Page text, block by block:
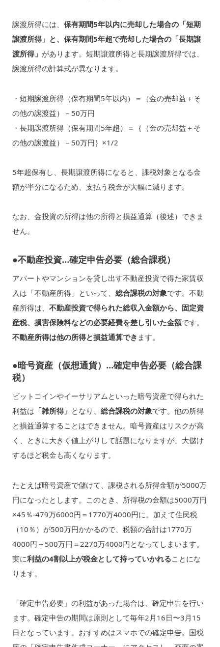
譲渡所得には、 保有期間5年以内に売却した場合の「短期
譲渡所得」と、保有期間5年超で売却した場合の「長期譲
渡所得」 があります。短期譲渡所得と長期譲渡所得では、
譲渡所得の計算式が異なります。
・短期譲渡所得（保有期間5年以内）＝（金の売却益＋そ
の他の譲渡益）－50万円
・長期譲渡所得（保有期間5年超）＝｛（金の売却益＋そ
の他の譲渡益）－50万円｝×1/2
5年超保有し、長期譲渡所得になると、課税対象となる金
額が半分になるため、支払う税金が大幅に減ります。
なお、金投資の所得は他の所得と損益通算（後述）できま
せん。
●不動産投資…確定申告必要（総合課税）
アパートやマンションを貸し出す不動産投資で得た家賃収
入は「不動産所得」といって、 総合課税の対象です。不動
産所得は、 不動産投資で得られた総収入金額から、固定資
産税、損害保険料などの必要経費を差し引いた金額です。
不動産所得は他の所得と損益通算でき ます。
●暗号資産（仮想通貨）…確定申告必要（総合課
税）
ビットコインやイーサリアムといった暗号資産で得られた
利益は 「雑所得」 となり、 総合課税の対象です。他の所得
と損益通算することはできません。暗号資産はリスクが高
く、ときに大きく値上がりして話題になりますが、大儲け
するほど税金も高くなります。
たとえば暗号資産で儲けて、課税される所得金額が5000万
円になったとします。このとき、所得税の金額は5000万円
×45％-479万6000円＝1770万4000円に。加えて住民税
（10％）が500万円かかるので、税額の合計は1770万
4000円＋500万円＝2270万4000円となってしまいます。
実に利益の4割以上が税金として持っていかれることにな
ります。
「確定申告必要」の利益があった場合は、確定申告を行い
ます。確定申告の期間は原則として毎年2月16日〜3月15
日となっています。おすすめはスマホでの確定申告。国税